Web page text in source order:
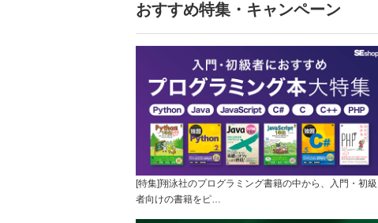
おすすめ特集・キャンペーン
[特集]翔泳社のプログラミング書籍の中から、入門・初級
者向けの書籍をピ…